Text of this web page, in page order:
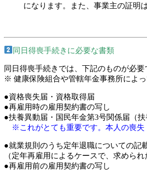
になります。また、事業主の証明
同日得喪手続きに必要な書類
同日得喪手続きでは、下記のものが必要
※ 健康保険組合や管轄年金事務所によ
●資格喪失届・資格取得届
●再雇用時の雇用契約書の写し
●扶養異動届・国民年金第3号関係届（
※これがとても重要です。本人の喪失
●就業規則のうち定年退職についての記
（定年再雇用によるケースで、求められ
●再雇用前の雇用契約書の写し